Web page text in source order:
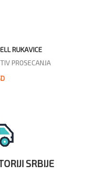
RUKAVICE
PROSECANJA
SRBIJE